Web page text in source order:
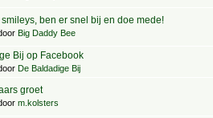
ben er snel bij en doe mede!
Big Daddy Bee
Bij op Facebook
De Baldadige Bij
groet
m.kolsters